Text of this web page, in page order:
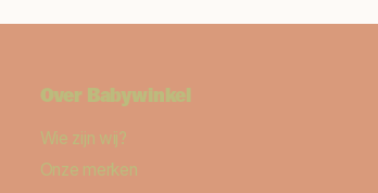
Over Babywinkel
Wie zijn wij?
Onze merken